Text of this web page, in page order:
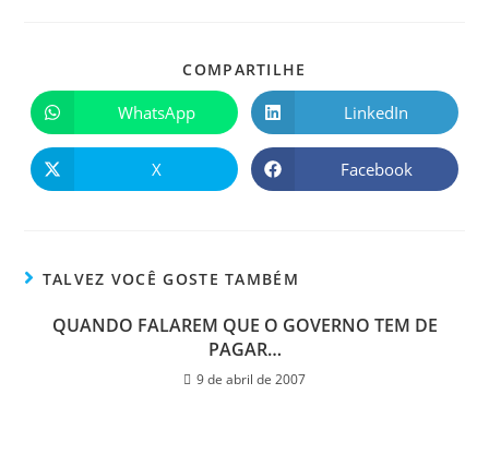
COMPARTILHE
WhatsApp LinkedIn
X Facebook
TALVEZ VOCÊ GOSTE TAMBÉM
QUANDO FALAREM QUE O GOVERNO TEM DE
PAGAR…
9 de abril de 2007